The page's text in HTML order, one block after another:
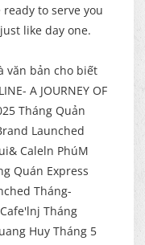
ready to serve you
like day one.